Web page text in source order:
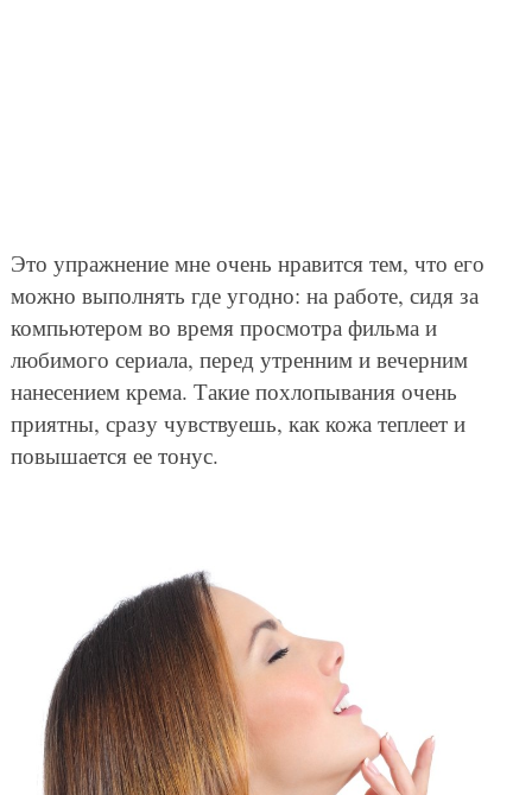
Это упражнение мне очень нравится тем, что его
можно выполнять где угодно: на работе, сидя за
компьютером во время просмотра фильма и
любимого сериала, перед утренним и вечерним
нанесением крема. Такие похлопывания очень
приятны, сразу чувствуешь, как кожа теплеет и
повышается ее тонус.